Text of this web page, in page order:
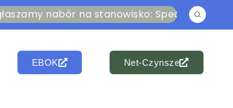
nabór na stanowisko: Specjalista ds.
EBOK Net-Czynsze